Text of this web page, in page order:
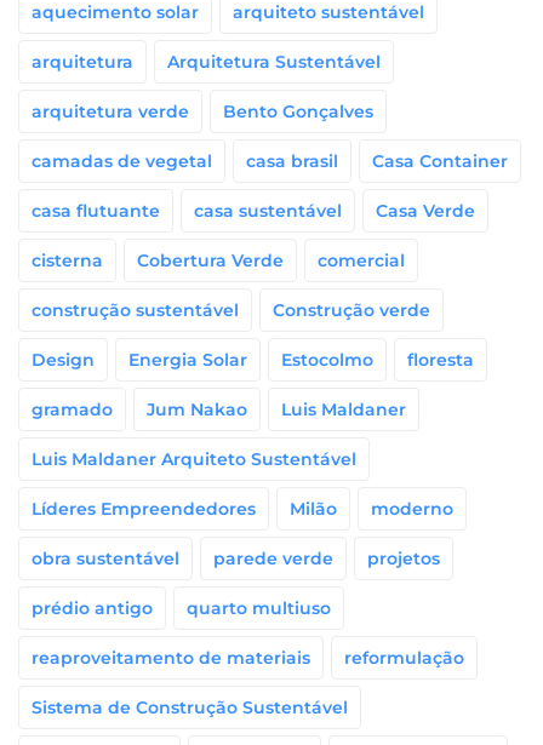
aquecimento solar arquiteto sustentável
arquitetura Arquitetura Sustentável
arquitetura verde Bento Gonçalves
camadas de vegetal casa brasil Casa Container
casa flutuante casa sustentável Casa Verde
cisterna Cobertura Verde comercial
construção sustentável Construção verde
Design Energia Solar Estocolmo floresta
gramado Jum Nakao Luis Maldaner
Luis Maldaner Arquiteto Sustentável
Líderes Empreendedores Milão moderno
obra sustentável parede verde projetos
prédio antigo quarto multiuso
reaproveitamento de materiais reformulação
Sistema de Construção Sustentável